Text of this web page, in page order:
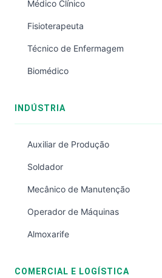
Médico Clínico
Fisioterapeuta
Técnico de Enfermagem
Biomédico
INDÚSTRIA
Auxiliar de Produção
Soldador
Mecânico de Manutenção
Operador de Máquinas
Almoxarife
COMERCIAL E LOGÍSTICA